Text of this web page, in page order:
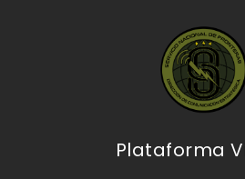
Plataforma